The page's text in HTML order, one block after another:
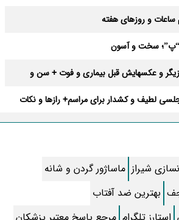
و روزهای هفته
“پ”؛ سخت و آسون
و عکسهایش قبل بیماری و فوت + سن و
لطیف و کشدار برای مراسم+ رازها و نکات
عکس خانواده و فرزندش
آقای قاضی فصل سوم+ بازیگران جدید و
با طعمی فوق العاده+ نکات و مواد لازم
شیراز ماساژور گردن و شانه
بهترین ضد آفتاب